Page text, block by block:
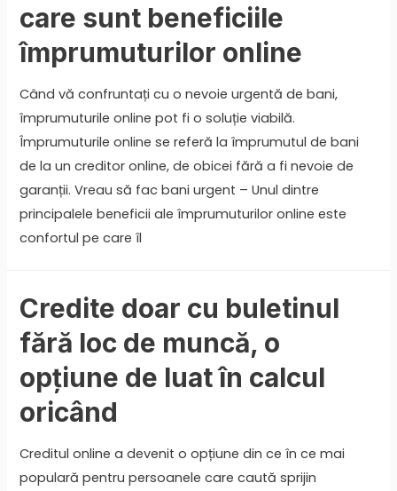
care sunt beneficiile
împrumuturilor online
Când vă confruntați cu o nevoie urgentă de bani,
împrumuturile online pot fi o soluție viabilă.
Împrumuturile online se referă la împrumutul de bani
de la un creditor online, de obicei fără a fi nevoie de
garanții. Vreau să fac bani urgent – Unul dintre
principalele beneficii ale împrumuturilor online este
confortul pe care îl
Credite doar cu buletinul
fără loc de muncă, o
opțiune de luat în calcul
oricând
Creditul online a devenit o opțiune din ce în ce mai
populară pentru persoanele care caută sprijin